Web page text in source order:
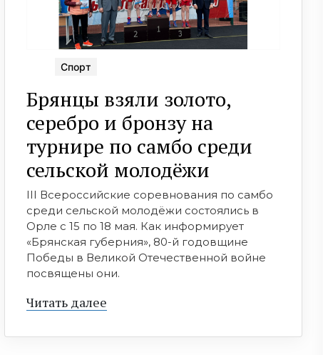
Спорт
Брянцы взяли золото,
серебро и бронзу на
турнире по самбо среди
сельской молодёжи
III Всероссийские соревнования по самбо
среди сельской молодёжи состоялись в
Орле с 15 по 18 мая. Как информирует
«Брянская губерния», 80-й годовщине
Победы в Великой Отечественной войне
посвящены они.
Читать далее